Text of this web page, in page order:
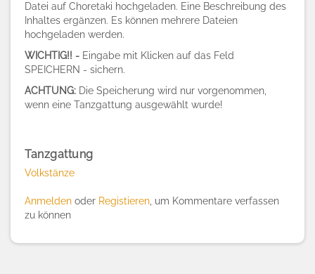
Datei auf Choretaki hochgeladen. Eine Beschreibung des
Inhaltes ergänzen. Es können mehrere Dateien
hochgeladen werden.
WICHTIG!! - Eingabe mit Klicken auf das Feld
SPEICHERN - sichern.
ACHTUNG: Die Speicherung wird nur vorgenommen,
wenn eine Tanzgattung ausgewählt wurde!
Tanzgattung
Volkstänze
Anmelden oder Registieren , um Kommentare verfassen
zu können